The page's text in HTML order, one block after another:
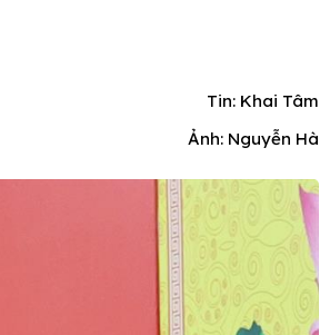
Tin: Khai Tâm
Ảnh: Nguyễn Hà